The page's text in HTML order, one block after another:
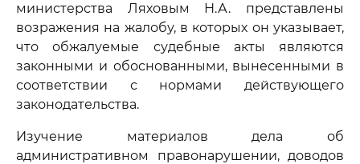
министерства Ляховым Н.А. представлены
возражения на жалобу, в которых он указывает,
что обжалуемые судебные акты являются
законными и обоснованными, вынесенными в
соответствии с нормами действующего
законодательства.
Изучение материалов дела об
административном правонарушении, доводов